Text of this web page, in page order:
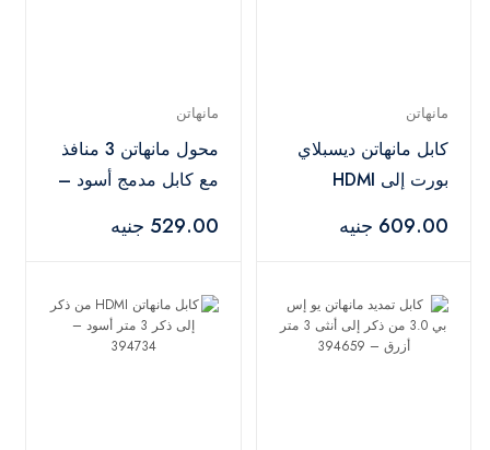
مانهاتن
كابل مانهاتن ديسبلاي
بورت إلى HDMI
394765
609.00 جنيه
مانهاتن
محول مانهاتن 3 منافذ
مع كابل مدمج أسود –
529.00 جنيه